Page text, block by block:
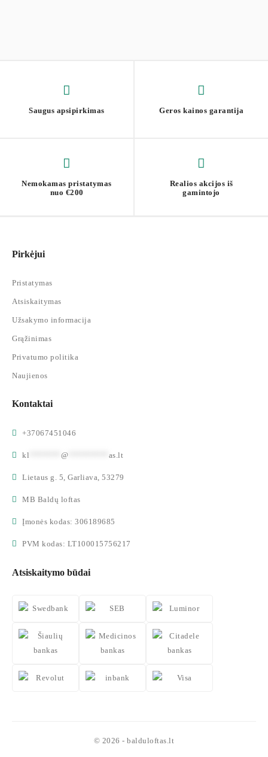
Saugus apsipirkimas Geros kainos garantija
Nemokamas pristatymas
nuo €200
Realios akcijos iš
gamintojo
Pirkėjui
Pristatymas
Atsiskaitymas
Užsakymo informacija
Grąžinimas
Privatumo politika
Naujienos
Kontaktai
+37067451046
kl @ as.lt
Lietaus g. 5, Garliava, 53279
MB Baldų loftas
Įmonės kodas: 306189685
PVM kodas: LT100015756217
Atsiskaitymo būdai
© 2026 - balduloftas.lt